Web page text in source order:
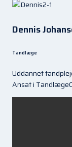
Dennis
Tandlæge
Uddannet
Ansat i